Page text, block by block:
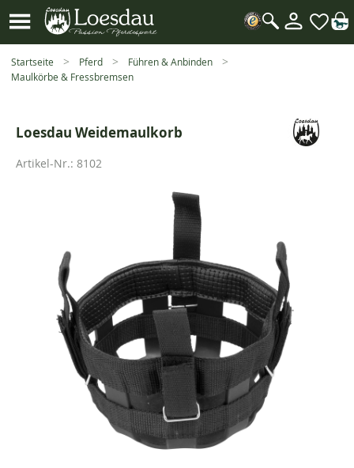
Mein
Startseite Pferd
Führen & Anbinden
Maulkörbe & Fressbremsen
Loesdau Weidemaulkorb
Artikel-Nr.: 8102